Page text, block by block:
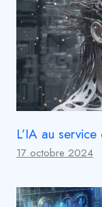
L’IA au
17 octobre 2024